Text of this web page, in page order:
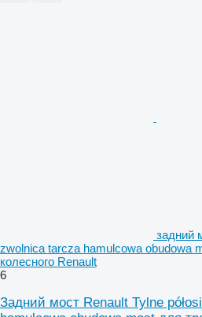
задний
zwolnica tarcza hamulcowa obudowa
колесного Renault
6
Задний мост Renault Tylne